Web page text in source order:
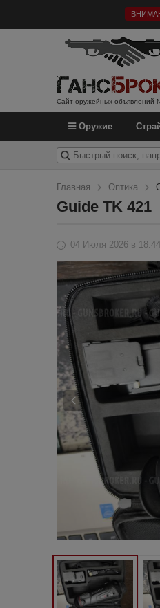
Сайт оружейных объявлений
Оружие
Главная Оптика
Guide TK 421
04 Июля 2026 в 18:44